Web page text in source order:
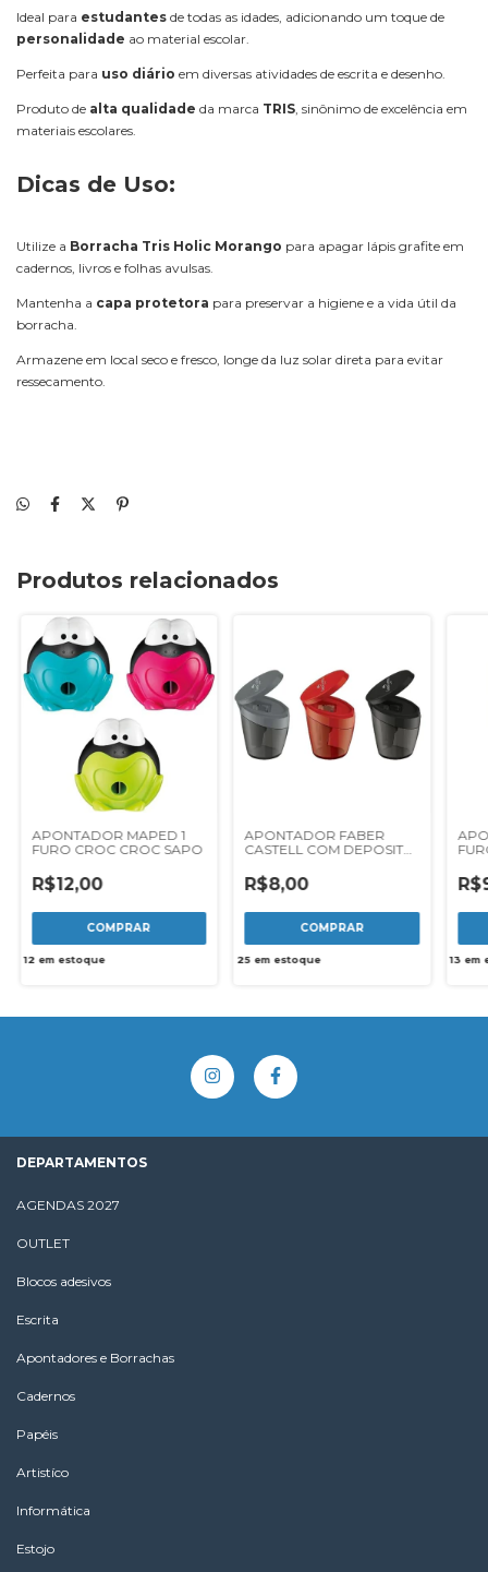
Ideal para estudantes de todas as idades, adicionando um toque de
personalidade ao material escolar.
Perfeita para uso diário em diversas atividades de escrita e desenho.
Produto de alta qualidade da marca TRIS, sinônimo de excelência em
materiais escolares.
Dicas de Uso:
Utilize a Borracha Tris Holic Morango para apagar lápis grafite em
cadernos, livros e folhas avulsas.
Mantenha a capa protetora para preservar a higiene e a vida útil da
borracha.
Armazene em local seco e fresco, longe da luz solar direta para evitar
ressecamento.
Produtos relacionados
APONTADOR MAPED 1
FURO CROC CROC SAPO
R$12,00
12 em estoque
APONTADOR FABER
CASTELL COM DEPOSITO
R$8,00
25 em estoque 13 em
DEPARTAMENTOS
AGENDAS 2027
OUTLET
Blocos adesivos
Escrita
Apontadores e Borrachas
Cadernos
Papéis
Artistíco
Informática
Estojo